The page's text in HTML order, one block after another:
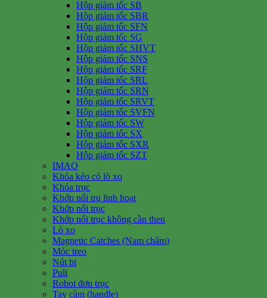
Hộp giảm tốc SB
Hộp giảm tốc SBR
Hộp giảm tốc SFN
Hộp giảm tốc SG
Hộp giảm tốc SHVT
Hộp giảm tốc SNS
Hộp giảm tốc SRF
Hộp giảm tốc SRL
Hộp giảm tốc SRN
Hộp giảm tốc SRVT
Hộp giảm tốc SVFN
Hộp giảm tốc SW
Hộp giảm tốc SX
Hộp giảm tốc SXR
Hộp giảm tốc SZT
IMAO
Khóa kéo có lò xo
Khóa trục
Khớp nối trụ linh hoạt
Khớp nối trục
Khớp nối trục không cần then
Lò xo
Magnetic Catches (Nam châm)
Móc treo
Nút bi
Puli
Robot đơn trục
Tay cầm (handle)